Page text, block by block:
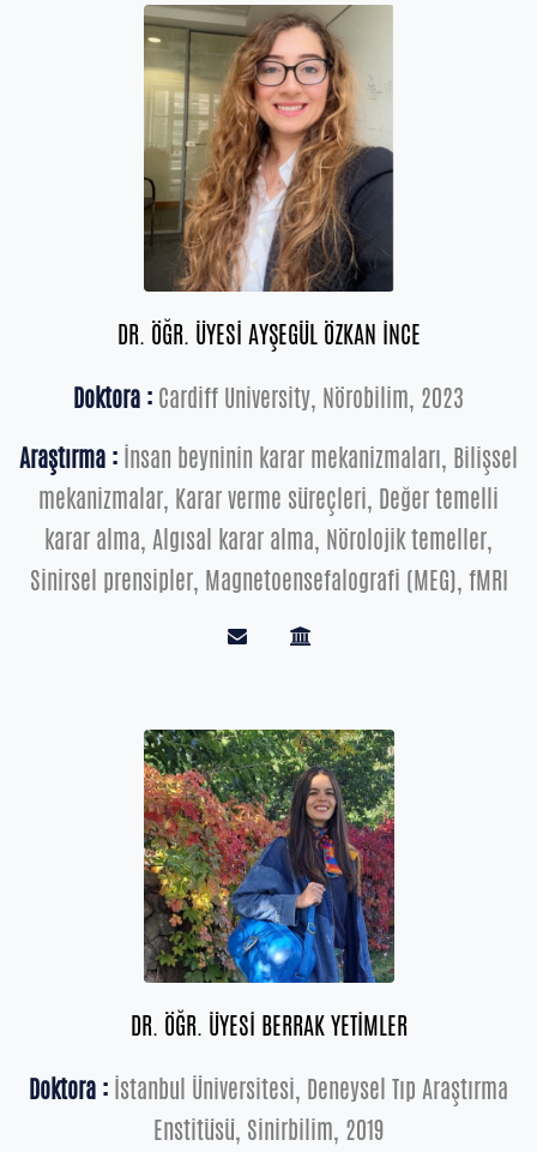
DR. ÖĞR. ÜYESİ AYŞEGÜL ÖZKAN İNCE
Doktora : Cardiff University, Nörobilim, 2023
Araştırma : İnsan beyninin karar mekanizmaları, Bilişsel
mekanizmalar, Karar verme süreçleri, Değer temelli
karar alma, Algısal karar alma, Nörolojik temeller,
Sinirsel prensipler, Magnetoensefalografi (MEG), fMRI
DR. ÖĞR. ÜYESİ BERRAK YETİMLER
Doktora : İstanbul Üniversitesi, Deneysel Tıp Araştırma
Enstitüsü, Sinirbilim, 2019